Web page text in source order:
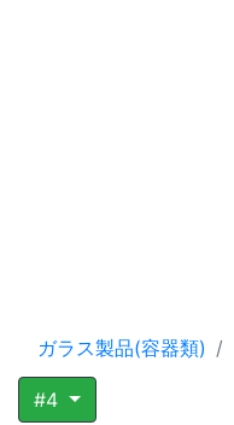
ガラス製品(容器類)
#4